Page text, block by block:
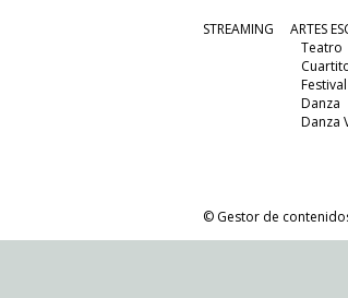
STREAMING
ARTES
Teatro
Danza
Danza
© Gestor de